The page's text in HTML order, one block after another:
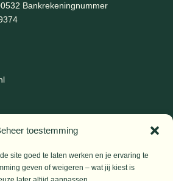
toestemming
site goed te laten werken en je ervaring te
geven of weigeren – wat jij kiest is
Bankrekeningnummer
Koelman, Ronald de Jong,Aart
Planting (Marieke)